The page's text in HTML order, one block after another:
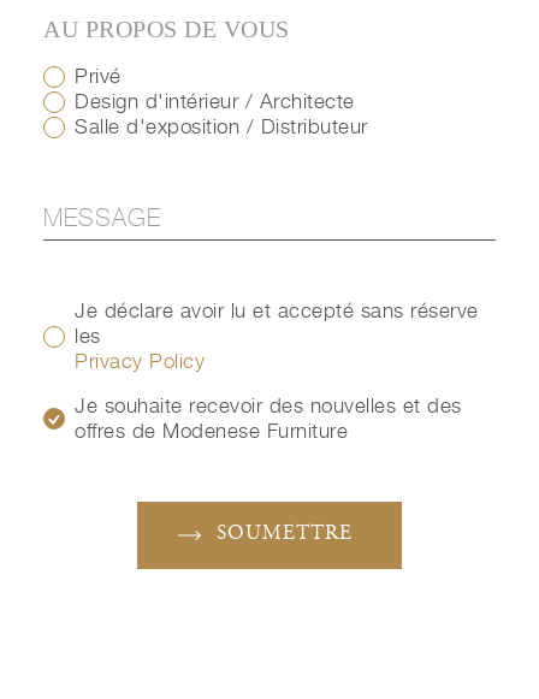
AU PROPOS DE VOUS
Privé
Design d'intérieur / Architecte
Salle d'exposition / Distributeur
Je déclare avoir lu et accepté sans réserve
les
Privacy Policy
Je souhaite recevoir des nouvelles et des
offres de Modenese Furniture
SOUMETTRE